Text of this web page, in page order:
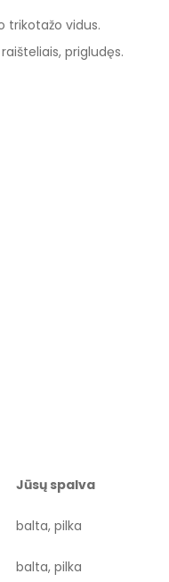
trikotažo vidus.
prigludęs.
Jūsų spalva
balta, pilka
balta, pilka